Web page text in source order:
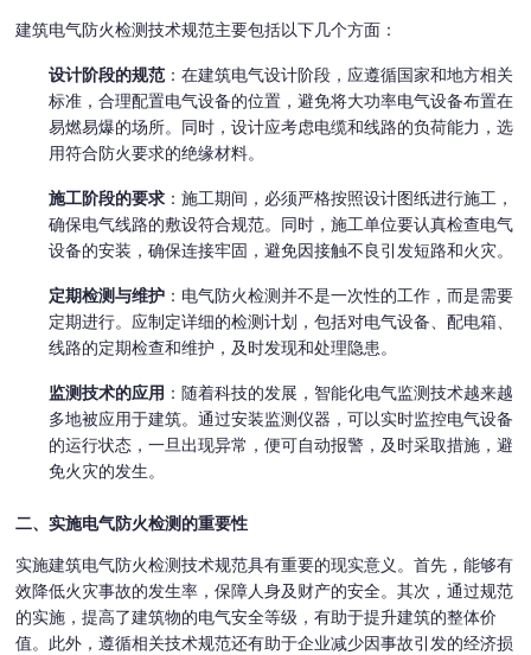
建筑电气防火检测技术规范主要包括以下几个方面：
设计阶段的规范 ：在建筑电气设计阶段，应遵循国家和地方相关
标准，合理配置电气设备的位置，避免将大功率电气设备布置在
易燃易爆的场所。同时，设计应考虑电缆和线路的负荷能力，选
用符合防火要求的绝缘材料。
施工阶段的要求 ：施工期间，必须严格按照设计图纸进行施工，
确保电气线路的敷设符合规范。同时，施工单位要认真检查电气
设备的安装，确保连接牢固，避免因接触不良引发短路和火灾。
定期检测与维护 ：电气防火检测并不是一次性的工作，而是需要
定期进行。应制定详细的检测计划，包括对电气设备、配电箱、
线路的定期检查和维护，及时发现和处理隐患。
监测技术的应用 ：随着科技的发展，智能化电气监测技术越来越
多地被应用于建筑。通过安装监测仪器，可以实时监控电气设备
的运行状态，一旦出现异常，便可自动报警，及时采取措施，避
免火灾的发生。
二、实施电气防火检测的重要性
实施建筑电气防火检测技术规范具有重要的现实意义。首先，能够有
效降低火灾事故的发生率，保障人身及财产的安全。其次，通过规范
的实施，提高了建筑物的电气安全等级，有助于提升建筑的整体价
值。此外，遵循相关技术规范还有助于企业减少因事故引发的经济损